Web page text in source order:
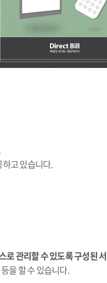
고 있습니다.
관리할 수 있도록 구성된
을 할 수 있습니다.